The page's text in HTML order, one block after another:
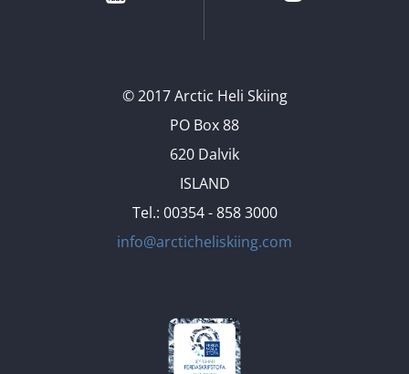
© 2017 Arctic Heli Skiing
PO Box 88
620 Dalvik
ISLAND
Tel.: 00354 - 858 3000
info@arcticheliskiing.com